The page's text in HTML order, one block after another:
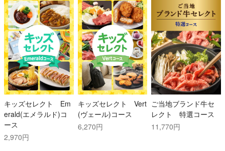
キッズセレクト Em
erald(エメラルド)コ
ース
2,970円
キッズセレクト Vert
(ヴェール)コース
6,270円
ご当地ブランド牛セ
レクト 特選コース
11,770円